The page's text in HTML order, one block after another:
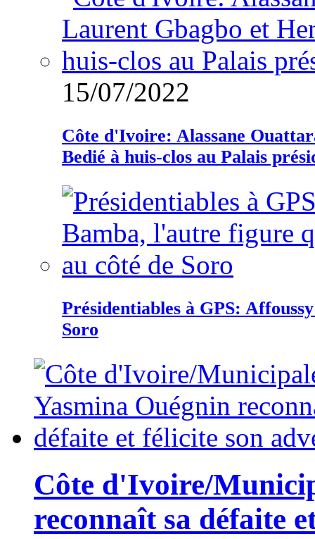
15/07/2022
Côte d'Ivoire: Alassane
Bedié à huis-clos au Palais
Présidentiables à GPS:
Soro
Côte d'Ivoire/
reconnaît sa défaite